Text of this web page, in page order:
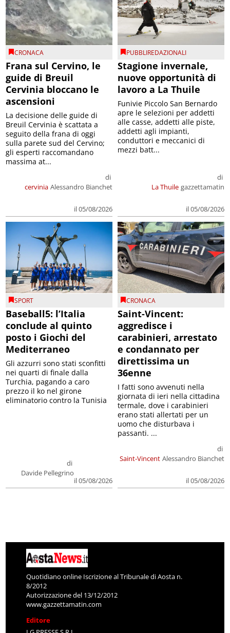
CRONACA
Frana sul Cervino, le
guide di Breuil
Cervinia bloccano le
ascensioni
cervinia
di
Alessandro Bianchet
il 05/08/2026
La decisione delle guide di
Breuil Cervinia è scattata a
seguito della frana di oggi
sulla parete sud del Cervino;
gli esperti raccomandano
massima at...
PUBBLIREDAZIONALI
Stagione invernale,
nuove opportunità di
lavoro a La Thuile
La Thuile
di
gazzettamatin
il 05/08/2026
Funivie Piccolo San Bernardo
apre le selezioni per addetti
alle casse, addetti alle piste,
addetti agli impianti,
conduttori e meccanici di
mezzi batt...
SPORT
Baseball5: l’Italia
conclude al quinto
posto i Giochi del
Mediterraneo
di
Davide Pellegrino
il 05/08/2026
Gli azzurri sono stati sconfitti
nei quarti di finale dalla
Turchia, pagando a caro
prezzo il ko nel girone
eliminatorio contro la Tunisia
CRONACA
Saint-Vincent:
aggredisce i
carabinieri, arrestato
e condannato per
direttissima un
36enne
Saint-Vincent
di
Alessandro Bianchet
il 05/08/2026
I fatti sono avvenuti nella
giornata di ieri nella cittadina
termale, dove i carabinieri
erano stati allertati per un
uomo che disturbava i
passanti. ...
Quotidiano online Iscrizione al Tribunale di Aosta n.
8/2012
Autorizzazione del 13/12/2012
www.gazzettamatin.com
Editore